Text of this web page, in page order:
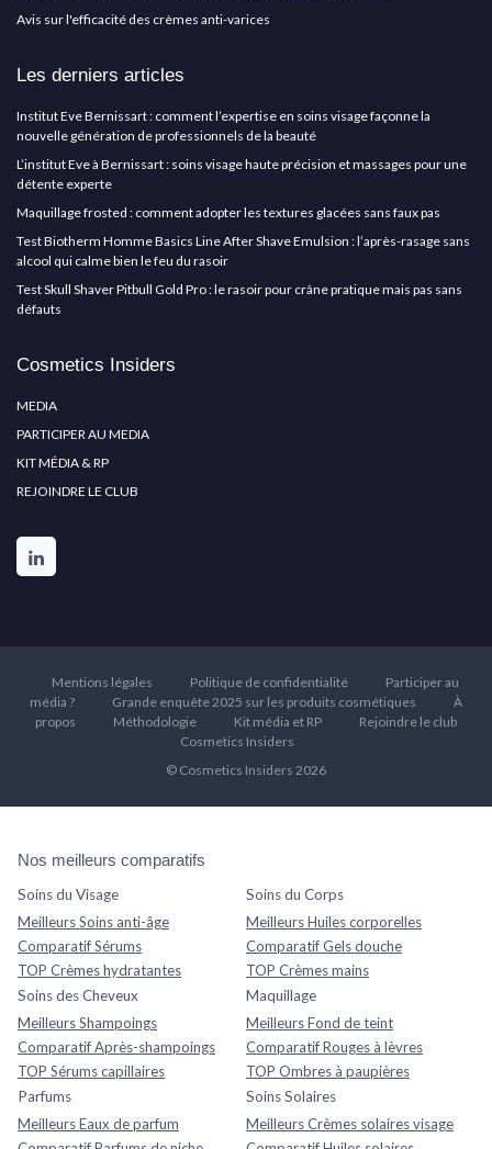
Avis sur l'efficacité des crèmes anti-varices
Les derniers articles
Institut Eve Bernissart : comment l’expertise en soins visage façonne la
nouvelle génération de professionnels de la beauté
L’institut Eve à Bernissart : soins visage haute précision et massages pour une
détente experte
Maquillage frosted : comment adopter les textures glacées sans faux pas
Test Biotherm Homme Basics Line After Shave Emulsion : l’après-rasage sans
alcool qui calme bien le feu du rasoir
Test Skull Shaver Pitbull Gold Pro : le rasoir pour crâne pratique mais pas sans
défauts
Cosmetics Insiders
MEDIA
PARTICIPER AU MEDIA
KIT MÉDIA & RP
REJOINDRE LE CLUB
Mentions légales Politique de confidentialité
Participer au
média ?
Grande enquête 2025 sur les produits cosmétiques
À
propos
Méthodologie Kit média et RP
Rejoindre le club
Cosmetics Insiders
© Cosmetics Insiders 2026
Nos meilleurs comparatifs
Soins du Visage
Meilleurs Soins anti-âge
Comparatif Sérums
TOP Crèmes hydratantes
Soins du Corps
Meilleurs Huiles corporelles
Comparatif Gels douche
TOP Crèmes mains
Soins des Cheveux
Meilleurs Shampoings
Comparatif Après-shampoings
TOP Sérums capillaires
Maquillage
Meilleurs Fond de teint
Comparatif Rouges à lèvres
TOP Ombres à paupières
Parfums
Meilleurs Eaux de parfum
Soins Solaires
Meilleurs Crèmes solaires visage